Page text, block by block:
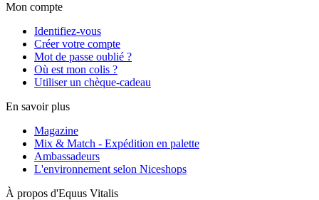
Mon compte
Identifiez-vous
Créer votre compte
Mot de passe oublié ?
Où est mon colis ?
Utiliser un chèque-cadeau
En savoir plus
Magazine
Mix & Match - Expédition en palette
Ambassadeurs
L'environnement selon Niceshops
À propos d'Equus Vitalis